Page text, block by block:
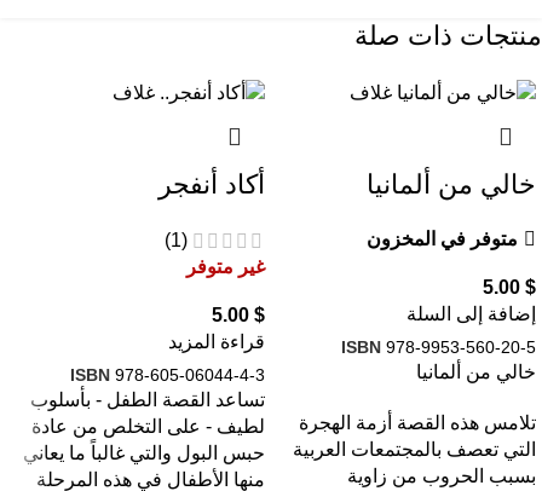
منتجات ذات صلة
خالي من ألمانيا
متوفر في المخزون
5.00 $
إضافة إلى السلة
ISBN 978-9953-560-20-5
خالي من ألمانيا
تلامس هذه القصة أزمة الهجرة
التي تعصف بالمجتمعات العربية
بسبب الحروب من زاوية
أكاد أنفجر
(1)
غير متوفر
5.00 $
قراءة المزيد
ISBN 978-605-06044-4-3
تساعد القصة الطفل - بأسلوب
لطيف - على التخلص من عادة
حبس البول والتي غالباً ما يعاني
منها الأطفال في هذه المرحلة